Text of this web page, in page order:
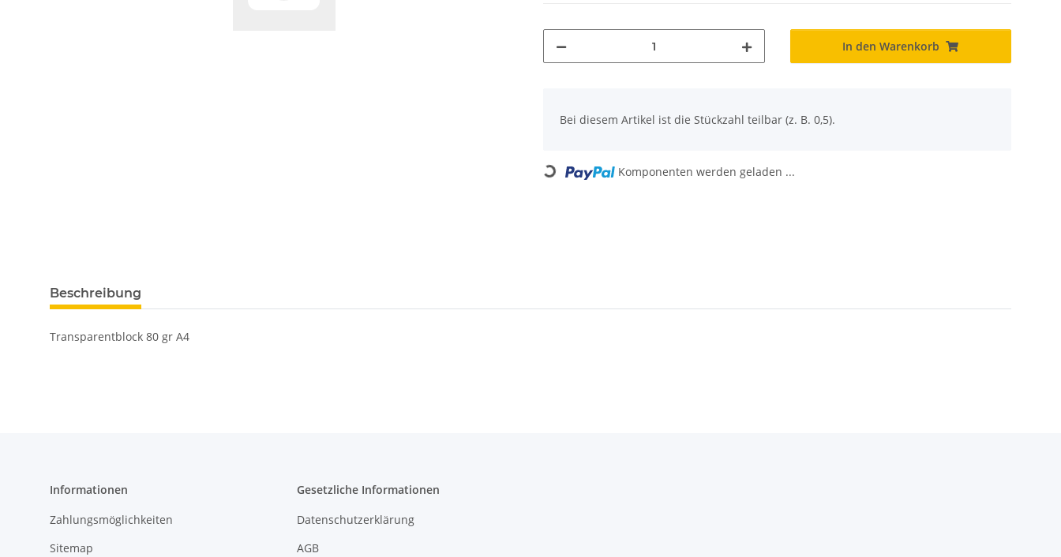
In den Warenkorb
Bei diesem Artikel ist die Stückzahl teilbar (z. B. 0,5).
Loading... Komponenten werden geladen ...
Beschreibung
Transparentblock 80 gr A4
Informationen
Zahlungsmöglichkeiten
Sitemap
Gesetzliche Informationen
Datenschutzerklärung
AGB